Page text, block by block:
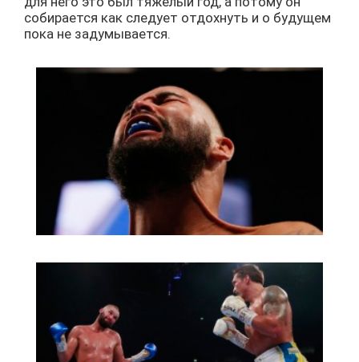
собирается как следует отдохнуть и о будущем
пока не задумывается.